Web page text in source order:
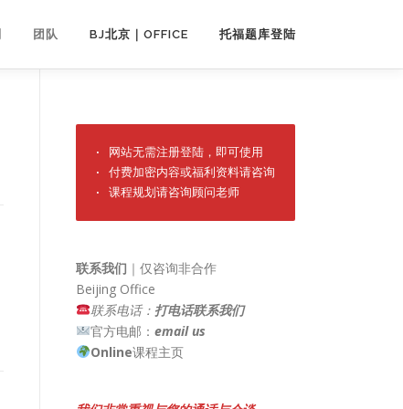
团队 BJ北京｜OFFICE 托福题库登陆
· 网站无需注册登陆，即可使用
· 付费加密内容或福利资料请咨询
· 课程规划请咨询顾问老师
联系我们 ｜仅咨询非合作
Beijing Office
联系电话： 打电话联系我们
官方电邮： email us
Online课程主页